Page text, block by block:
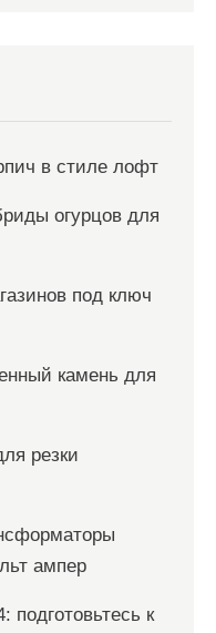
в стиле лофт
огурцов для
под ключ
камень для
резки
ампер
к